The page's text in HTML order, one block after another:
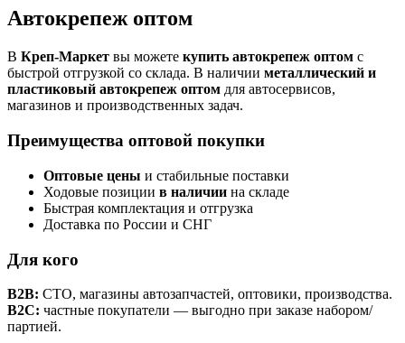
Автокрепеж оптом
В Креп-Маркет вы можете купить автокрепеж оптом с
быстрой отгрузкой со склада. В наличии металлический и
пластиковый автокрепеж оптом для автосервисов,
магазинов и производственных задач.
Преимущества оптовой покупки
Оптовые цены и стабильные поставки
Ходовые позиции в наличии на складе
Быстрая комплектация и отгрузка
Доставка по России и СНГ
Для кого
B2B: СТО, магазины автозапчастей, оптовики, производства.
B2C: частные покупатели — выгодно при заказе набором/
партией.